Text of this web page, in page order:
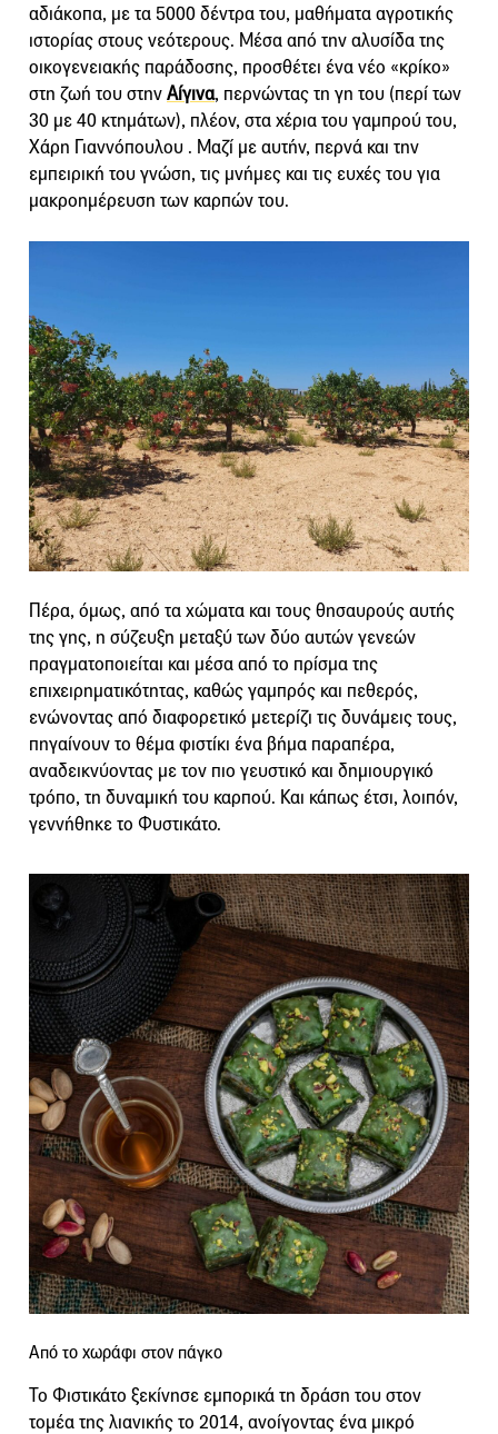
αδιάκοπα, με τα 5000 δέντρα του, μαθήματα αγροτικής
ιστορίας στους νεότερους. Μέσα από την αλυσίδα της
οικογενειακής παράδοσης, προσθέτει ένα νέο «κρίκο»
στη ζωή του στηνΑίγινα, περνώντας τη γη του (περί των
30 με 40 κτημάτων), πλέον, στα χέρια του γαμπρού του,
Χάρη Γιαννόπουλου . Μαζί με αυτήν, περνά και την
εμπειρική του γνώση, τις μνήμες και τις ευχές του για
μακροημέρευση των καρπών του.
Πέρα, όμως, από τα χώματα και τους θησαυρούς αυτής
της γης, η σύζευξη μεταξύ των δύο αυτών γενεών
πραγματοποιείται και μέσα από το πρίσμα της
επιχειρηματικότητας, καθώς γαμπρός και πεθερός,
ενώνοντας από διαφορετικό μετερίζι τις δυνάμεις τους,
πηγαίνουν το θέμα φιστίκι ένα βήμα παραπέρα,
αναδεικνύοντας με τον πιο γευστικό και δημιουργικό
τρόπο, τη δυναμική του καρπού. Και κάπως έτσι, λοιπόν,
γεννήθηκε το Φυστικάτο.
Από το χωράφι στον πάγκο
Το Φιστικάτο ξεκίνησε εμπορικά τη δράση του στον
τομέα της λιανικής το 2014, ανοίγοντας ένα μικρό